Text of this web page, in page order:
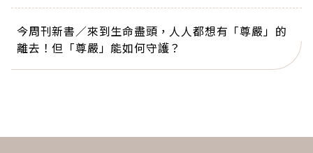
今周刊新書／來到生命盡頭，人人都想有「尊嚴」的
離去！但「尊嚴」能如何守護？